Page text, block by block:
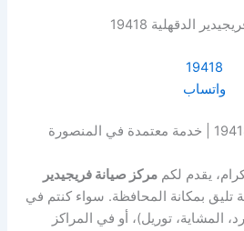
19418
واتساب
صيانة فريجيدير الدقهلية 19418 | خدمة معتمدة في المنصورة
يقدم لكممركز صيانة فريجيدير
تليق بمكانة المحافظة. سواء كنتم في
المشاية، توريل)، أو في المراكز